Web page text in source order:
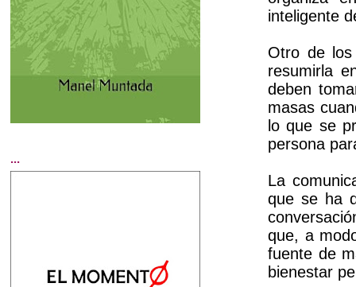
inteligente
Otro de los
resumirla
deben
masas
lo que se
persona
La
que se ha
que, a
fuente de
bienestar
...